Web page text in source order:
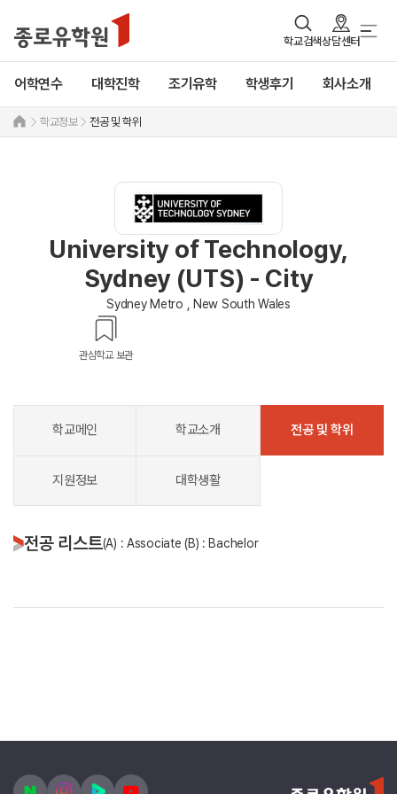
학교검색상담센터
어학연수 대학진학 조기유학 학생후기 회사소개
학교정보 전공 및 학위
University of Technology,
Sydney (UTS) - City
Sydney Metro , New South Wales
관심학교 보관
학교메인 학교소개 전공 및 학위
지원정보 대학생활
전공 리스트(A) : Associate (B) : Bachelor